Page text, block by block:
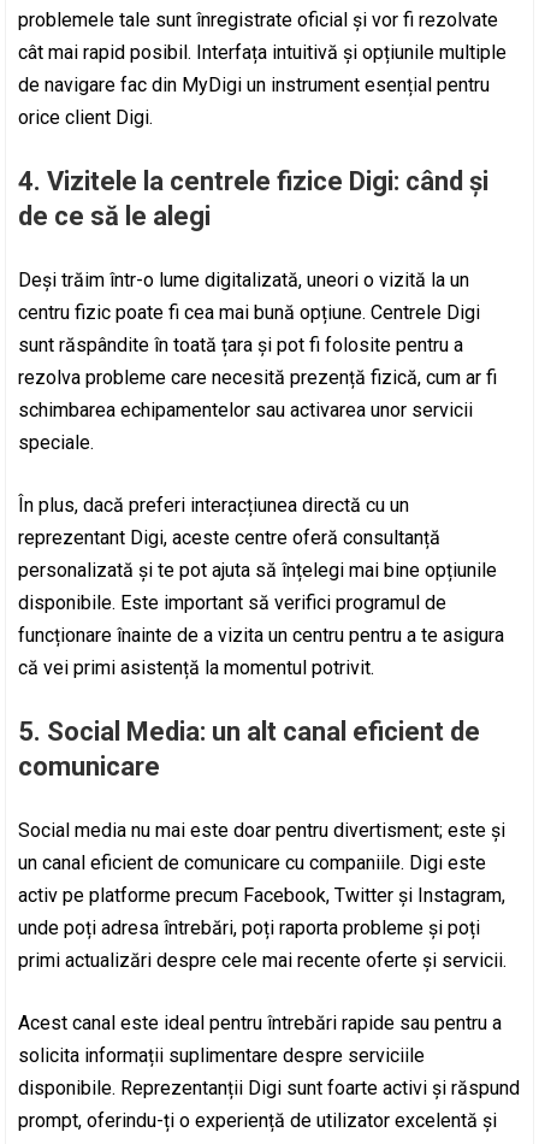
problemele tale sunt înregistrate oficial și vor fi rezolvate
cât mai rapid posibil. Interfața intuitivă și opțiunile multiple
de navigare fac din MyDigi un instrument esențial pentru
orice client Digi.
4. Vizitele la centrele fizice Digi: când și
de ce să le alegi
Deși trăim într-o lume digitalizată, uneori o vizită la un
centru fizic poate fi cea mai bună opțiune. Centrele Digi
sunt răspândite în toată țara și pot fi folosite pentru a
rezolva probleme care necesită prezență fizică, cum ar fi
schimbarea echipamentelor sau activarea unor servicii
speciale.
În plus, dacă preferi interacțiunea directă cu un
reprezentant Digi, aceste centre oferă consultanță
personalizată și te pot ajuta să înțelegi mai bine opțiunile
disponibile. Este important să verifici programul de
funcționare înainte de a vizita un centru pentru a te asigura
că vei primi asistență la momentul potrivit.
5. Social Media: un alt canal eficient de
comunicare
Social media nu mai este doar pentru divertisment; este și
un canal eficient de comunicare cu companiile. Digi este
activ pe platforme precum Facebook, Twitter și Instagram,
unde poți adresa întrebări, poți raporta probleme și poți
primi actualizări despre cele mai recente oferte și servicii.
Acest canal este ideal pentru întrebări rapide sau pentru a
solicita informații suplimentare despre serviciile
disponibile. Reprezentanții Digi sunt foarte activi și răspund
prompt, oferindu-ți o experiență de utilizator excelentă și